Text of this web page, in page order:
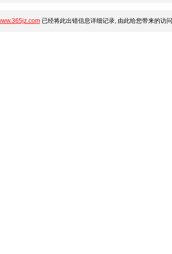
已经将此出错信息详细记录, 由此给您带来的访